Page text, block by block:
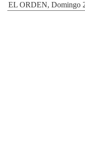
EL ORDEN, Domingo